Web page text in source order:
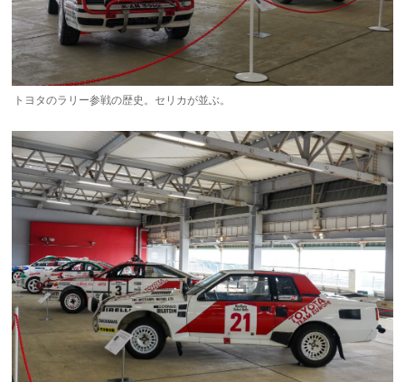
トヨタのラリー参戦の歴史。セリカが並ぶ。